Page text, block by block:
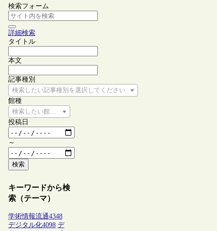
検索フォーム
詳細検索
タイトル
本文
記事種別
検索したい記事種別を選択してください
館種
検索したい館種を選択してください
投稿日
～
検索
キーワードから検
索（テーマ）
学術情報流通4348
デジタル化4098 デ